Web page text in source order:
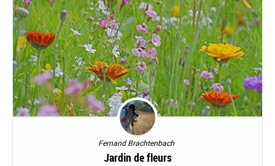
Fernand Brachtenbach
Jardin de fleurs